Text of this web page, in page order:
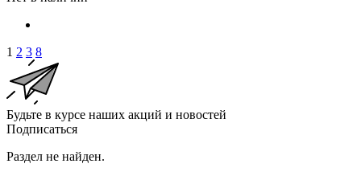
1 2 3 8
Будьте в курсе наших акций и новостей
Подписаться
Раздел не найден.